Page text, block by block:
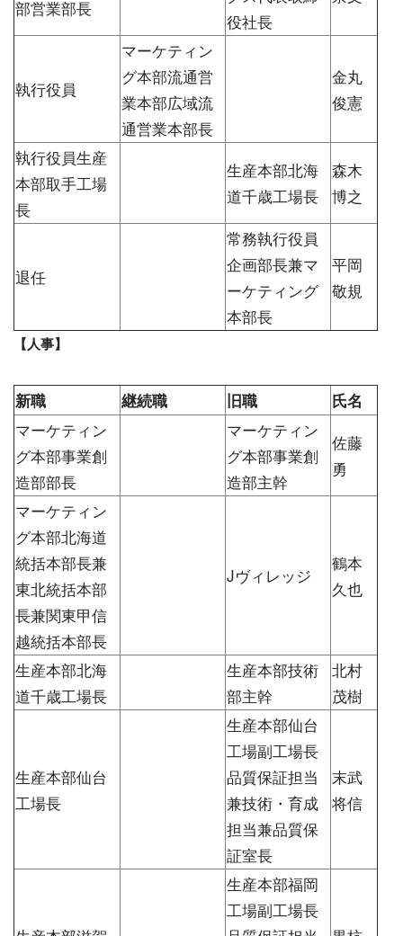
部営業部長
役社長
執行役員
マーケティン
グ本部流通営
業本部広域流
通営業本部長
金丸
俊憲
執行役員生産
本部取手工場
長
生産本部北海
道千歳工場長
森木
博之
退任
常務執行役員
企画部長兼マ
ーケティング
本部長
平岡
敬規
【人事】
新職 継続職 旧職 氏名
マーケティン
グ本部事業創
造部部長
マーケティン
グ本部事業創
造部主幹
佐藤
勇
マーケティン
グ本部北海道
統括本部長兼
東北統括本部
長兼関東甲信
越統括本部長
Jヴィレッジ
鶴本
久也
生産本部北海
道千歳工場長
生産本部技術
部主幹
北村
茂樹
生産本部仙台
工場長
生産本部仙台
工場副工場長
品質保証担当
兼技術・育成
担当兼品質保
証室長
末武
将信
生産本部福岡
工場副工場長